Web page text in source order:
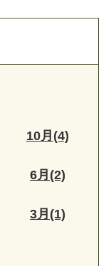
10月(4)
6月(2)
3月(1)